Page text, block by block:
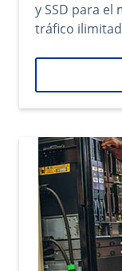
y SSD para
tráfico